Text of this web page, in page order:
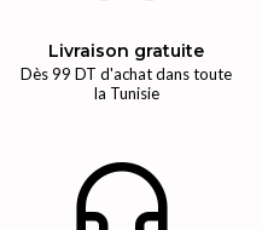
Livraison gratuite
Dès 99 DT d'achat dans toute
la Tunisie